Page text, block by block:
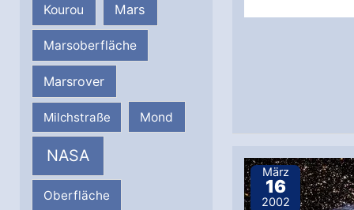
Kourou Mars
Marsoberfläche
Marsrover
Milchstraße Mond
NASA
Oberfläche
März
16
2002